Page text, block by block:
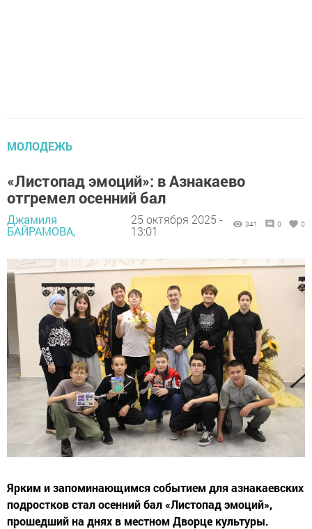
МОЛОДЕЖЬ
«Листопад эмоций»: в Азнакаево
отгремел осенний бал
Джамиля
БАЙРАМОВА,
25 октября 2025 -
13:01
341 0 0
Ярким и запоминающимся событием для азнакаевских
подростков стал осенний бал «Листопад эмоций»,
прошедший на днях в местном Дворце культуры.